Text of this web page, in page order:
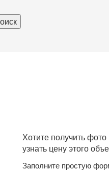
Хотите получить фото
узнать цену этого
Заполните простую